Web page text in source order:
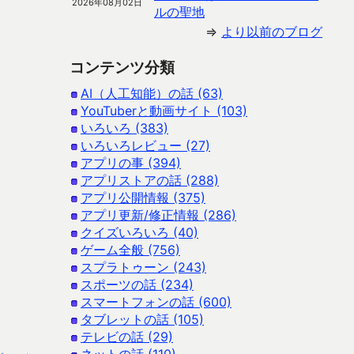
2026年08月02日
ルの聖地
⇒ より以前のブログ
コンテンツ分類
AI（人工知能）の話 (63)
YouTuberと動画サイト (103)
いろいろ (383)
いろいろレビュー (27)
アプリの事 (394)
アプリストアの話 (288)
アプリ公開情報 (375)
アプリ更新/修正情報 (286)
クイズいろいろ (40)
ゲーム全般 (756)
スプラトゥーン (243)
スポーツの話 (234)
スマートフォンの話 (600)
タブレットの話 (105)
テレビの話 (29)